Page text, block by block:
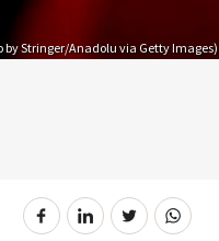
by Stringer/Anadolu via Getty Images)